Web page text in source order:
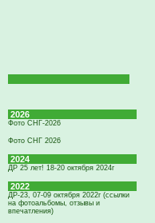
2026
Фото СНГ-2026
Фото СНГ 2026
2024
ДР 25 лет! 18-20 октября 2024г
2022
ДР-23, 07-09 октября 2022г (ссылки
на фотоальбомы, отзывы и
впечатления)